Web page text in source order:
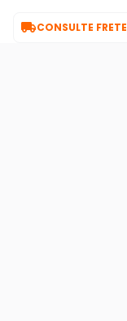
CONSULTE FRETE